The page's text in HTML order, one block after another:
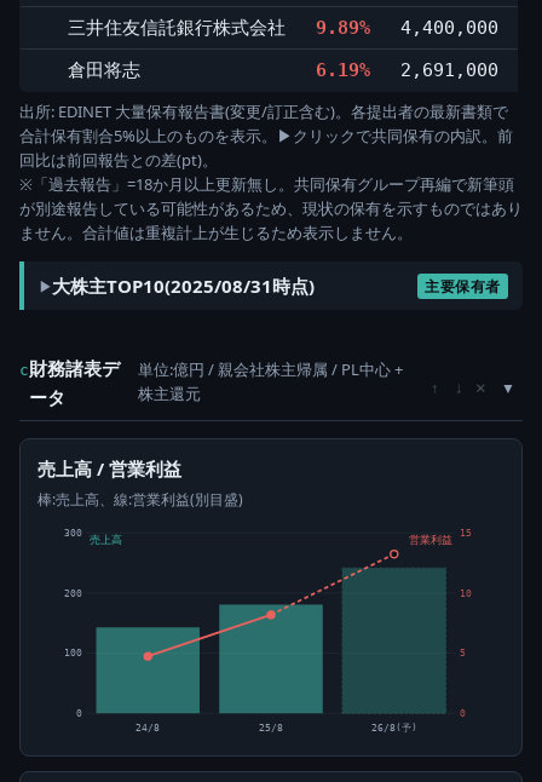
三井住友信託銀行株式会社
9.89% 4,400,000
倉田将志
6.19% 2,691,000
出所: EDINET 大量保有報告書(変更/訂正含む)。各提出者の最新書類で
合計保有割合5%以上のものを表示。▶クリックで共同保有の内訳。前
回比は前回報告との差(pt)。
※「過去報告」=18か月以上更新無し。共同保有グループ再編で新筆頭
が別途報告している可能性があるため、現状の保有を示すものではあり
ません。合計値は重複計上が生じるため表示しません。
大株主TOP10(2025/08/31時点) 主要保有者
c財務諸表デ
ータ
単位:億円 / 親会社株主帰属 / PL中心 +
株主還元
↑ ↓ ×
売上高 / 営業利益
棒:売上高、線:営業利益(別目盛)
0
100
200
300
0
5
10
15
24/8 25/8 26/8(予)
売上高 営業利益